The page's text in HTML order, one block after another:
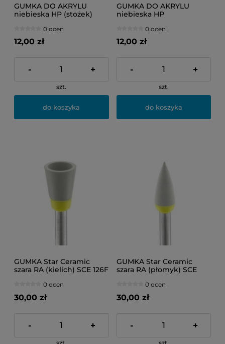
GUMKA DO AKRYLU
niebieska HP (stożek)
0 ocen
12,00 zł
- +
szt.
do koszyka
GUMKA DO AKRYLU
niebieska HP
0 ocen
12,00 zł
- +
szt.
do koszyka
GUMKA Star Ceramic
szara RA (kielich) SCE 126F
0 ocen
30,00 zł
- +
GUMKA Star Ceramic
szara RA (płomyk) SCE
0 ocen
30,00 zł
- +